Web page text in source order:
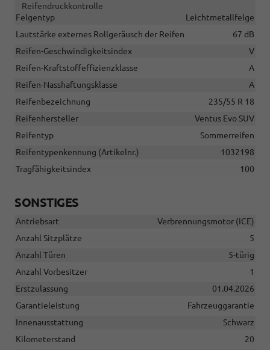
Reifendruckkontrolle
Felgentyp
Leichtmetallfelge
Lautstärke externes Rollgeräusch der Reifen
67 dB
Reifen-Geschwindigkeitsindex
V
Reifen-Kraftstoffeffizienzklasse
A
Reifen-Nasshaftungsklasse
A
Reifenbezeichnung
235/55 R 18
Reifenhersteller
Ventus Evo SUV
Reifentyp
Sommerreifen
Reifentypenkennung (Artikelnr.)
1032198
Tragfähigkeitsindex
100
SONSTIGES
Antriebsart
Verbrennungsmotor (ICE)
Anzahl Sitzplätze
5
Anzahl Türen
5-türig
Anzahl Vorbesitzer
1
Erstzulassung
01.04.2026
Garantieleistung
Fahrzeuggarantie
Innenausstattung
Schwarz
Kilometerstand
20